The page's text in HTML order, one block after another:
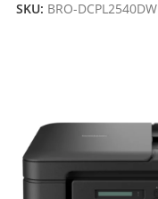
SKU: BRO-DCPL2540DW